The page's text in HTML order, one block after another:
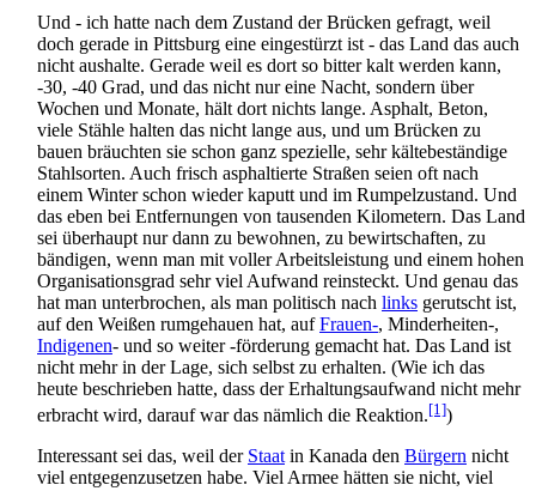
Und - ich hatte nach dem Zustand der Brücken gefragt, weil
doch gerade in Pittsburg eine eingestürzt ist - das Land das auch
nicht aushalte. Gerade weil es dort so bitter kalt werden kann,
-30, -40 Grad, und das nicht nur eine Nacht, sondern über
Wochen und Monate, hält dort nichts lange. Asphalt, Beton,
viele Stähle halten das nicht lange aus, und um Brücken zu
bauen bräuchten sie schon ganz spezielle, sehr kälte­beständige
Stahlsorten. Auch frisch asphaltierte Straßen seien oft nach
einem Winter schon wieder kaputt und im Rumpelzustand. Und
das eben bei Entfernungen von tausenden Kilometern. Das Land
sei überhaupt nur dann zu bewohnen, zu bewirtschaften, zu
bändigen, wenn man mit voller Arbeits­leistung und einem hohen
Organisations­grad sehr viel Aufwand reinsteckt. Und genau das
hat man unterbrochen, als man politisch nach links gerutscht ist,
auf den Weißen rumgehauen hat, aufFrauen-, Minderheiten-,
Indigenen- und so weiter -förderung gemacht hat. Das Land ist
nicht mehr in der Lage, sich selbst zu erhalten. (Wie ich das
heute beschrieben hatte, dass der Erhaltungs­aufwand nicht mehr
erbracht wird, darauf war das nämlich die Reaktion.[1])
Interessant sei das, weil der Staat in Kanada den Bürgern nicht
viel entgegen­zusetzen habe. Viel Armee hätten sie nicht, viel